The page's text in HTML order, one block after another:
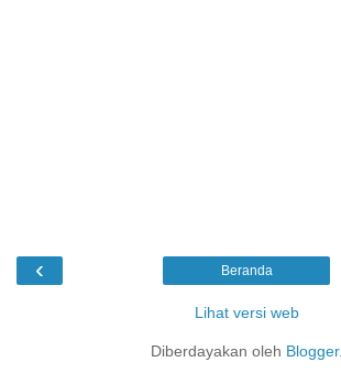
‹ Beranda
Lihat versi web
Diberdayakan oleh Blogger.